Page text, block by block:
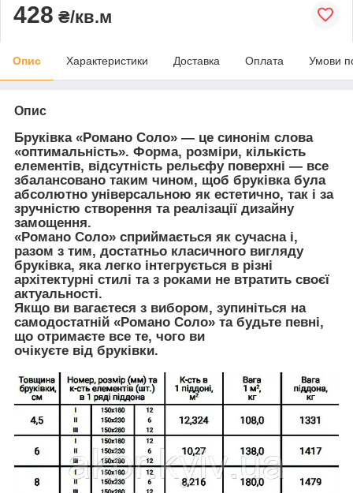
428 ₴/кв.м
Опис Характеристики Доставка Оплата Умови
Опис
Бруківка «Романо Соло» — це синонім слова
«оптимальність». Форма, розміри, кількість
елементів, відсутність рельєфу поверхні — все
збалансовано таким чином, щоб бруківка була
абсолютно універсальною як естетично, так і за
зручністю створення та реалізації дизайну
замощення.
«Романо Соло» сприймається як сучасна і,
разом з тим, достатньо класичного вигляду
бруківка, яка легко інтегрується в різні
архітектурні стилі та з роками не втратить своєї
актуальності.
Якщо ви вагаєтеся з вибором, зупиніться на
самодостатній «Романо Соло» та будьте певні,
що отримаєте все те, чого ви
очікуєте від бруківки.